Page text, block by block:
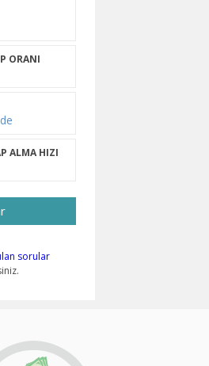
ORANI
ALMA HIZI
sorular